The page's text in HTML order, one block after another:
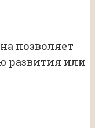
позволяет
развития или